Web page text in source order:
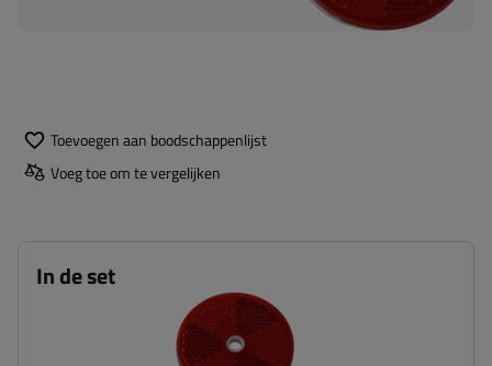
Toevoegen aan boodschappenlijst
Voeg toe om te vergelijken
In de set